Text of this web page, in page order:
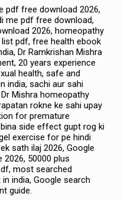
pdf free download 2026,
me pdf free download,
2026, homeopathy
pdf, free health ebook
Dr Ramkrishan Mishra
20 years experience
health, safe and
india, sachi aur sahi
Mishra homeopathy
rokne ke sahi upay
for premature
side effect gupt rog ki
exercise for pe hindi
sath ilaj 2026, Google
2026, 50000 plus
most searched
india, Google search
guide.